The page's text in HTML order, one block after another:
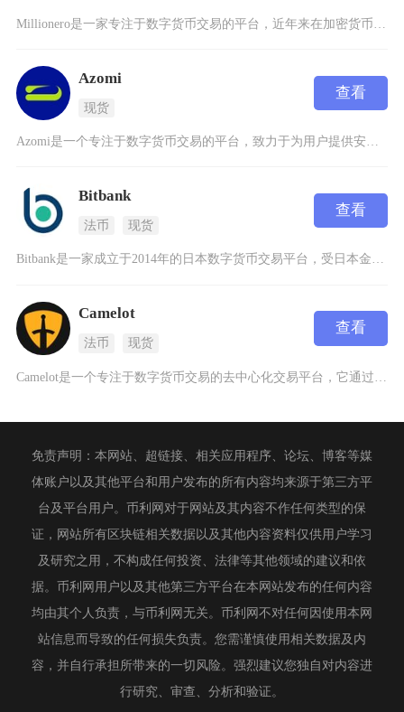
Azomi
现货
查看
Azomi是一个专注于数字货币交易的平台，致力于为用户提供安全、高效的交易体验。作为一家新
Bitbank
法币 现货
查看
Bitbank是一家成立于2014年的日本数字货币交易平台，受日本金融厅（FSA）监管，以
Camelot
法币 现货
查看
免责声明：本网站、超链接、相关应用程序、论坛、博客等媒
体账户以及其他平台和用户发布的所有内容均来源于第三方平
台及平台用户。币利网对于网站及其内容不作任何类型的保
证，网站所有区块链相关数据以及其他内容资料仅供用户学习
及研究之用，不构成任何投资、法律等其他领域的建议和依
据。币利网用户以及其他第三方平台在本网站发布的任何内容
均由其个人负责，与币利网无关。币利网不对任何因使用本网
站信息而导致的任何损失负责。您需谨慎使用相关数据及内
容，并自行承担所带来的一切风险。强烈建议您独自对内容进
行研究、审查、分析和验证。